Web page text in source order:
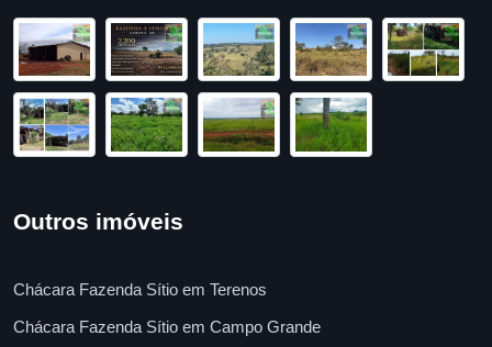
Outros imóveis
Chácara Fazenda Sítio em Terenos
Chácara Fazenda Sítio em Campo Grande